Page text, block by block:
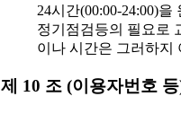
24시간(00:00-24:00)
정기점검등의 필요로
이나 시간은 그러하지
제 10 조 (이용자번호